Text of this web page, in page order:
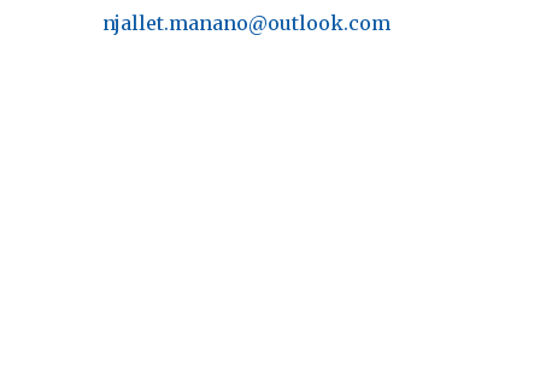
njallet.manano@outlook.com